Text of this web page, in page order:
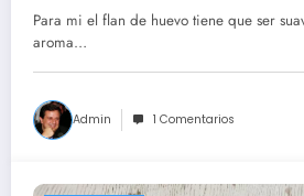
Para mi el flan de huevo tiene que ser
aroma…
Admin 1 Comentarios